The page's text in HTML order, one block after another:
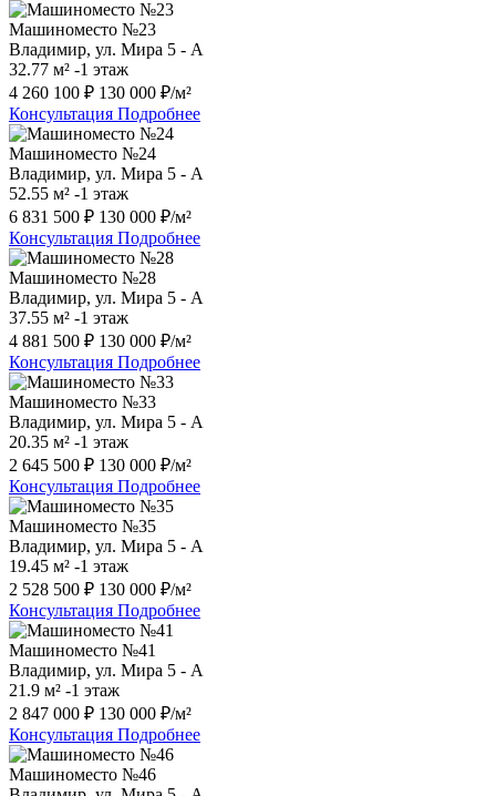
Машиноместо №23
Владимир, ул. Мира 5 - А
32.77 м² -1 этаж
4 260 100 ₽ 130 000 ₽/м²
Консультация Подробнее
Машиноместо №24
Владимир, ул. Мира 5 - А
52.55 м² -1 этаж
6 831 500 ₽ 130 000 ₽/м²
Консультация Подробнее
Машиноместо №28
Владимир, ул. Мира 5 - А
37.55 м² -1 этаж
4 881 500 ₽ 130 000 ₽/м²
Консультация Подробнее
Машиноместо №33
Владимир, ул. Мира 5 - А
20.35 м² -1 этаж
2 645 500 ₽ 130 000 ₽/м²
Консультация Подробнее
Машиноместо №35
Владимир, ул. Мира 5 - А
19.45 м² -1 этаж
2 528 500 ₽ 130 000 ₽/м²
Консультация Подробнее
Машиноместо №41
Владимир, ул. Мира 5 - А
21.9 м² -1 этаж
2 847 000 ₽ 130 000 ₽/м²
Консультация Подробнее
Машиноместо №46